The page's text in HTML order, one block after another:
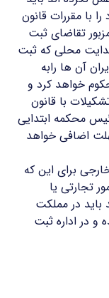
خود را با مقررات قانون
تقاضای ثبت
محلی که ثبت
آن ها رابه
خواهد کرد و
با قانون
محکمه ابتدایی
اضافی خواهد
برای این که
تجارتی یا
باید در مملکت
در اداره ثبت